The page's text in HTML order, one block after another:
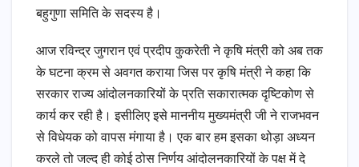
बहुगुणा समिति के सदस्य है।
आज रविन्द्र जुगरान एवं प्रदीप कुकरेती ने कृषि मंत्री को अब तक
के घटना क्रम से अवगत कराया जिस पर कृषि मंत्री ने कहा कि
सरकार राज्य आंदोलनकारियों के प्रति सकारात्मक दृष्टिकोण से
कार्य कर रही है। इसीलिए इसे माननीय मुख्यमंत्री जी ने राजभवन
से विधेयक को वापस मंगाया है। एक बार हम इसका थोड़ा अध्यन
करले तो जल्द ही कोई ठोस निर्णय आंदोलनकारियों के पक्ष में दे